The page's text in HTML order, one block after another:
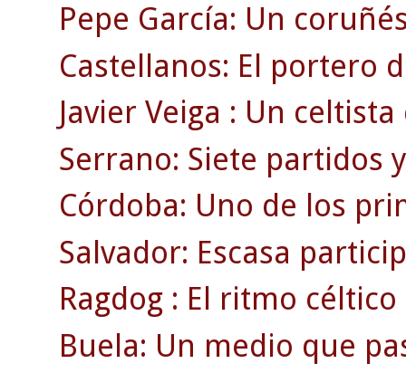
Pepe García: Un
Castellanos: El portero
Javier Veiga : Un
Serrano: Siete partidos
Córdoba: Uno de los
Salvador: Escasa
Ragdog : El ritmo céltico
Buela: Un medio que